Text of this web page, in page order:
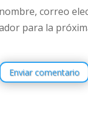
correo
para la
Enviar comentario